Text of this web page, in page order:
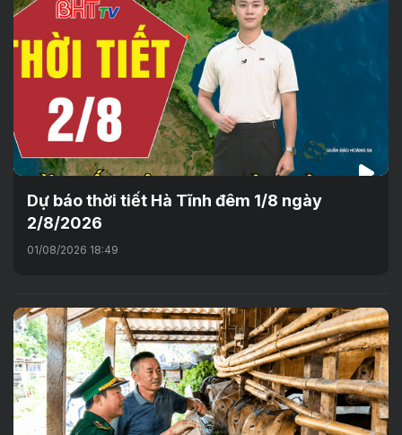
Dự báo thời tiết Hà Tĩnh đêm 1/8 ngày
2/8/2026
01/08/2026 18:49